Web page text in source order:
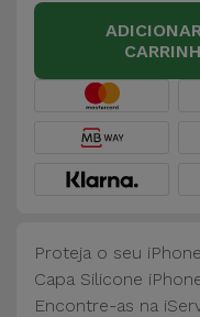
Proteja o seu
Capa Silicone
Encontre-as na